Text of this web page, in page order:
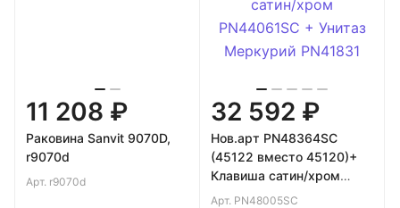
11 208 ₽
Раковина Sanvit 9070D,
r9070d
Арт. r9070d
32 592 ₽
Нов.арт PN48364SC
(45122 вместо 45120)+
Клавиша сатин/хром
PN44061SC + Унитаз
Арт. PN48005SC